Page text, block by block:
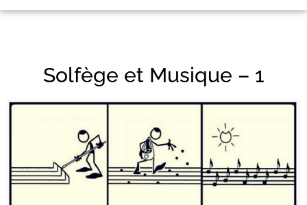
Solfège et Musique – 1